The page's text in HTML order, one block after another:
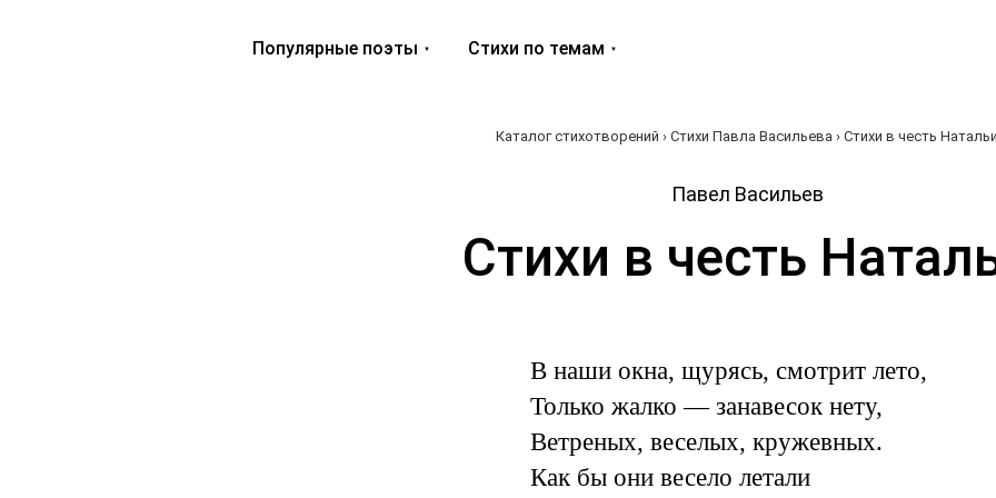
Популярные поэты Стихи по темам
Каталог стихотворений › Стихи Павла Васильева › Стихи в честь
Павел Васильев
Стихи в честь
В наши окна, щурясь, смотрит лето,
Только жалко — занавесок нету,
Ветреных, веселых, кружевных.
Как бы они весело летали